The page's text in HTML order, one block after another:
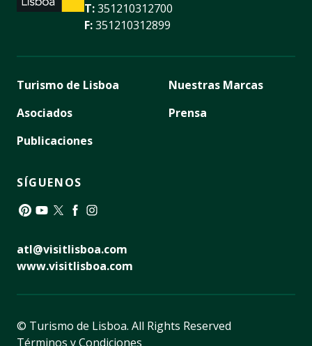
T:351210312700
F:351210312899
Turismo de Lisboa
Asociados
Publicaciones
Nuestras Marcas
Prensa
SÍGUENOS
atl@visitlisboa.com
www.visitlisboa.com
© Turismo de Lisboa. All Rights Reserved
Términos y Condiciones